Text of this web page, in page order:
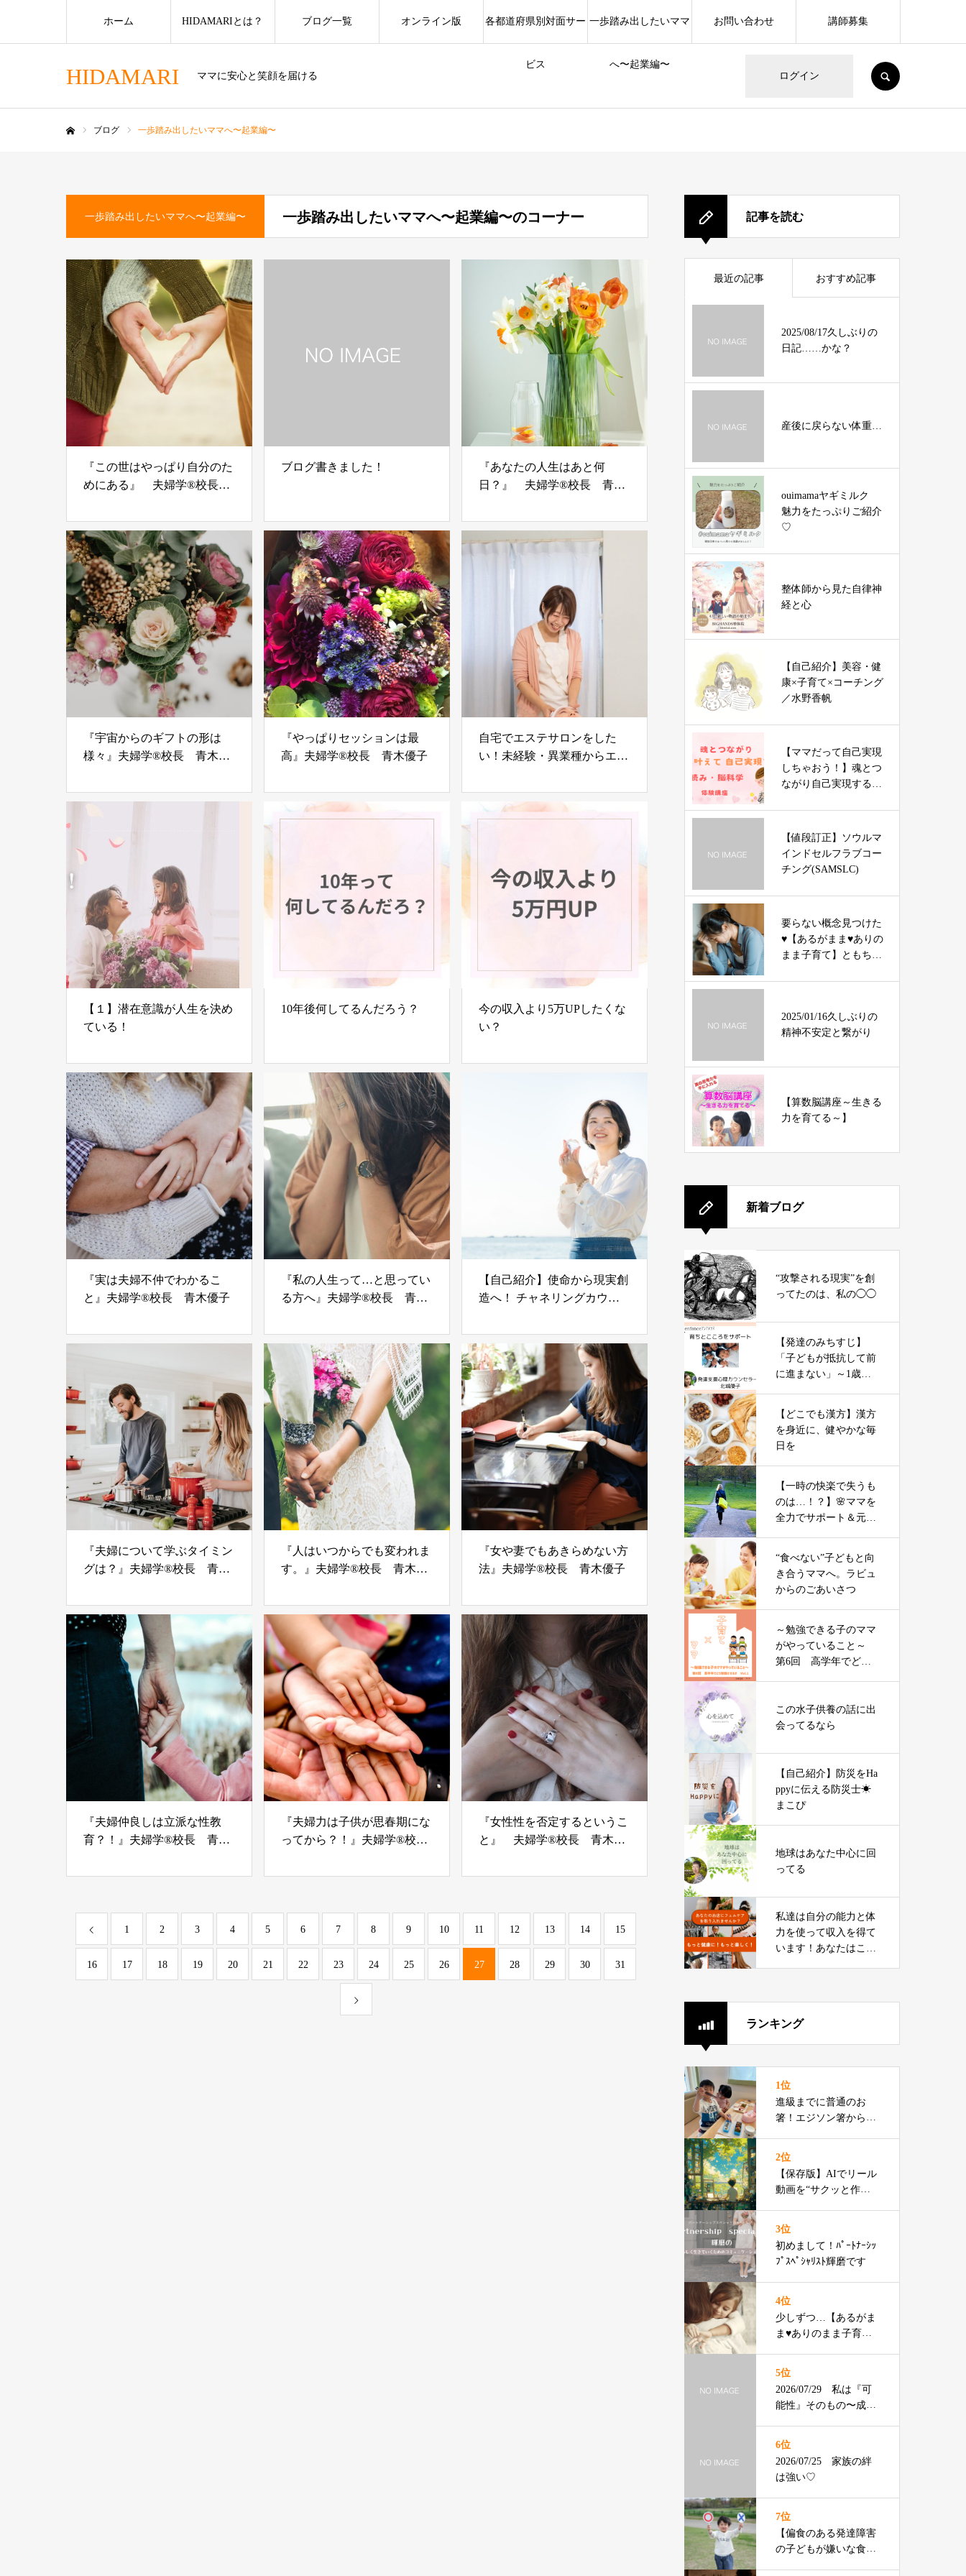
HIDAMARI ママに安心と笑顔を届ける ログイン
SEARCH
ホーム HIDAMARIとは？ ブログ一覧 オンライン版 各都道府県別対面サー
ビス
一歩踏み出したいママ
へ〜起業編〜
お問い合わせ 講師募集
ブログ 一歩踏み出したいママへ〜起業編〜
一歩踏み出したいママへ〜起業編〜 一歩踏み出したいママへ〜起業編〜のコーナー
『この世はやっぱり自分のた
めにある』 夫婦学®校長
ブログ書きました！
『あなたの人生はあと何
日？』 夫婦学®校長 青木
『宇宙からのギフトの形は
様々』夫婦学®校長 青木優
『やっぱりセッションは最
高』夫婦学®校長 青木優子
自宅でエステサロンをした
い！未経験・異業種からエス
【１】潜在意識が人生を決め
ている！
10年後何してるんだろう？
今の収入より5万UPしたくな
い？
『実は夫婦不仲でわかるこ
と』夫婦学®校長 青木優子
『私の人生って…と思ってい
る方へ』夫婦学®校長 青木
【自己紹介】使命から現実創
造へ！ チャネリングカウン
『夫婦について学ぶタイミン
グは？』夫婦学®校長 青木
『人はいつからでも変われま
す。』夫婦学®校長 青木優
『女や妻でもあきらめない方
法』夫婦学®校長 青木優子
『夫婦仲良しは立派な性教
育？！』夫婦学®校長 青木
『夫婦力は子供が思春期にな
ってから？！』夫婦学®校
『女性性を否定するというこ
と』 夫婦学®校長 青木優
1 2 3 4 5 6 7 8 9 10 11 12 13 14 15
16 17 18 19 20 21 22 23 24 25 26 27 28 29 30 31
記事を読む
最近の記事 おすすめ記事
2025/08/17久しぶりの
日記……かな？
産後に戻らない体重…
ouimamaヤギミルク
魅力をたっぷりご紹介
♡
整体師から見た自律神
経と心
【自己紹介】美容・健
康×子育て×コーチング
／水野香帆
【ママだって自己実現
しちゃおう！】魂とつ
ながり自己実現する
【値段訂正】ソウルマ
インドセルフラブコー
チング(SAMSLC)
要らない概念見つけた
♥️【あるがまま♥️ありの
まま子育て】ともちゃ
2025/01/16久しぶりの
精神不安定と繋がり
【算数脳講座～生きる
力を育てる～】
新着ブログ
“攻撃される現実”を創
ってたのは、私の◯◯
【発達のみちすじ】
「子どもが抵抗して前
に進まない」～1歳半
【どこでも漢方】漢方
を身近に、健やかな毎
日を
【一時の快楽で失うも
のは…！？】🌸ママを
全力でサポート＆元気
ーチング
“食べない”子どもと向
き合うママへ。ラビュ
からのごあいさつ
～勉強できる子のママ
がやっていること～
第6回 高学年でどう
この水子供養の話に出
会ってるなら
【自己紹介】防災をHa
ppyに伝える防災士☀︎
まこぴ
地球はあなた中心に回
ってる
私達は自分の能力と体
力を使って収入を得て
います！あなたはこの
ランキング
1位
進級までに普通のお
箸！エジソン箸からの
2位
【保存版】AIでリール
動画を“サクッと作る”3
3位
初めまして！ﾊﾟｰﾄﾅｰｼｯ
ﾌﾟｽﾍﾟｼｬﾘｽﾄ輝磨です
4位
少しずつ…【あるがま
ま♥️ありのまま子育
5位
2026/07/29 私は『可
能性』そのもの〜成年
6位
2026/07/25 家族の絆
は強い♡
7位
【偏食のある発達障害
の子どもが嫌いな食べ